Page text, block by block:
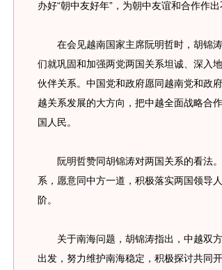
办好“朝中友好年”，为朝中友谊和合作作出
在会见越南国家主席阮明哲时，胡锦涛
们就巩固和加强两党两国关系坦诚、深入
伙伴关系。中国党和政府愿同越南党和政
越关系发展的大方向，把中越全面战略合
国人民。
阮明哲赞同胡锦涛对两国关系的看法。
系，愿意同中方一道，积极落实两国领导
阶。
关于南海问题，胡锦涛指出，中越双方
出发，努力维护南海稳定，积极探讨共同